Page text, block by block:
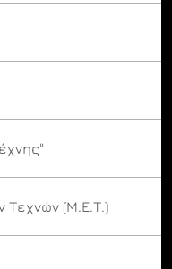
Τεχνών (Μ.Ε.Τ.)